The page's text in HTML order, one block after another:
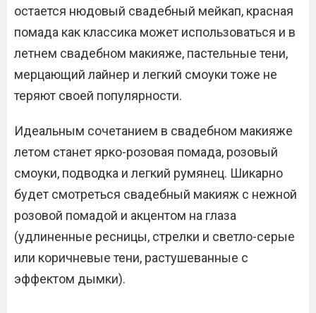
остается нюдовый свадебный мейкап, красная
помада как классика может использоваться и в
летнем свадебном макияже, пастельные тени,
мерцающий лайнер и легкий смоуки тоже не
теряют своей популярности.
Идеальным сочетанием в свадебном макияже
летом станет ярко-розовая помада, розовый
смоуки, подводка и легкий румянец. Шикарно
будет смотреться свадебный макияж с нежной
розовой помадой и акцентом на глаза
(удлиненные ресницы, стрелки и светло-серые
или коричневые тени, растушеванные с
эффектом дымки).